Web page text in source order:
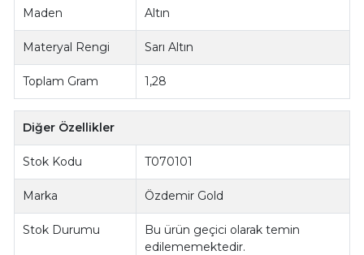
Maden Altın
Materyal Rengi Sarı Altın
Toplam Gram 1,28
Diğer Özellikler
Stok Kodu T070101
Marka Özdemir Gold
Stok Durumu
Bu ürün geçici olarak temin
edilememektedir.